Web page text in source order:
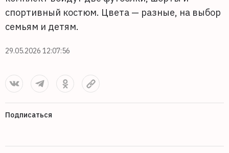
спортивный костюм. Цвета — разные, на выбор
семьям и детям.
29.05.2026 12:07:56
Подписаться